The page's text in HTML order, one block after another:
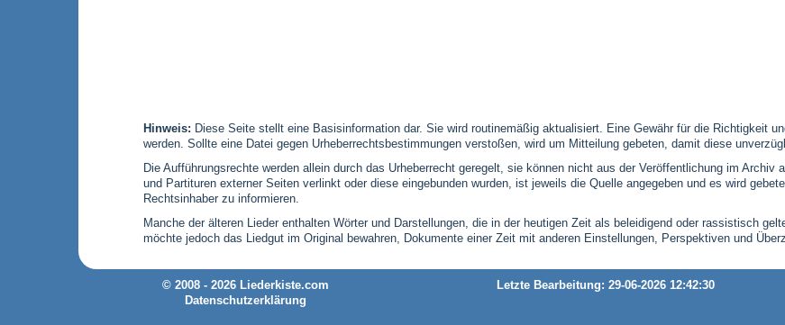
Hinweis: Diese Seite stellt eine Basisinformation dar. Sie wird routinemäßig aktualisiert. Eine Gewähr für die Richtigkeit
werden. Sollte eine Datei gegen Urheberrechtsbestimmungen verstoßen, wird um Mitteilung gebeten, damit diese
Die Aufführungsrechte werden allein durch das Urheberrecht geregelt, sie können nicht aus der Veröffentlichung im Archiv
und Partituren externer Seiten verlinkt oder diese eingebunden wurden, ist jeweils die Quelle angegeben und es wird
Rechtsinhaber zu informieren.
Manche der älteren Lieder enthalten Wörter und Darstellungen, die in der heutigen Zeit als beleidigend oder rassistisch
möchte jedoch das Liedgut im Original bewahren, Dokumente einer Zeit mit anderen Einstellungen, Perspektiven und
© 2008 - 2026 Liederkiste.com Letzte Bearbeitung: 29-06-2026 12:42:30
Datenschutzerklärung